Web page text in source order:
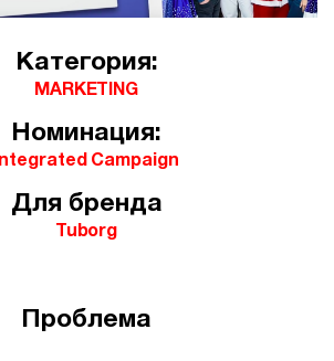
Категория:
MARKETING
Номинация:
Integrated Campaign
Для бренда
Tuborg
Проблема